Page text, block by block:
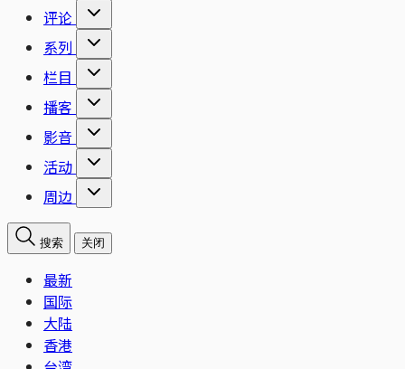
评论
系列
栏目
播客
影音
活动
周边
搜索 关闭
最新
国际
大陆
香港